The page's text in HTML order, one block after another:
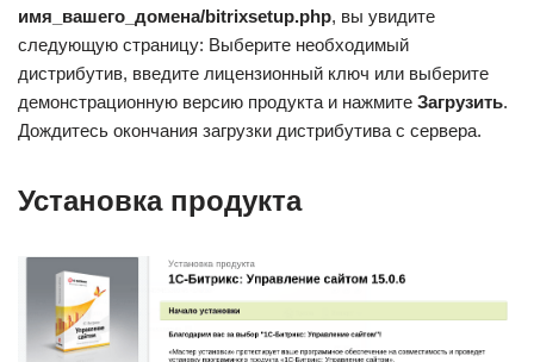
имя_вашего_домена/bitrixsetup.php, вы увидите
следующую страницу: Выберите необходимый
дистрибутив, введите лицензионный ключ или выберите
демонстрационную версию продукта и нажмите Загрузить.
Дождитесь окончания загрузки дистрибутива с сервера.
Установка продукта